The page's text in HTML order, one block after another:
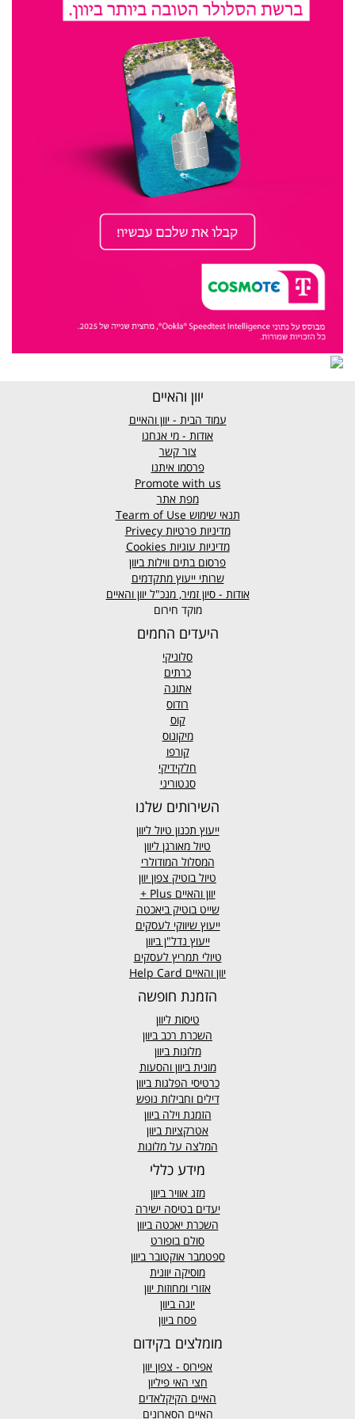
יוון והאיים
עמוד הבית - יוון והאיים
אודות - מי אנחנו
צור קשר
פרסמו איתנו
Promote with us
מפת אתר
תנאי שימוש
מדיניות פרטיות Privecy
מדיניות עוגיות Cookies
פרסום בתים ווילות ביוון
שרותי ייעוץ מתקדמים
אודות - סיון זמיר, מנכ"ל יוון והאיים
מוקד חירום
היעדים החמים
סלוניקי
כרתים
אתונה
רודוס
קוס
מיקונוס
קורפו
חלקידיקי
סנטוריני
השירותים שלנו
ייעוץ תכנון טיול ליוון
טיול מאורגן ליוון
המסלול המודולרי
טיול בוטיק צפון יוון
יוון והאיים Plus +
שייט בוטיק ביאכטה
ייעוץ שיווקי לעסקים
ייעוץ נדל"ן ביוון
טיולי תמריץ לעסקים
יוון והאיים Help Card
הזמנת חופשה
טיסות ליוון
השכרת רכב ביוון
מלונות ביוון
מונית ביוון והסעות
כרטיסי הפלגות ביוון
דילים וחבילות נופש
הזמנת וילה ביוון
אטרקציות ביוון
המלצה על מלונות
מידע כללי
מזג אוויר ביוון
יעדים בטיסה ישירה
השכרת יאכטה ביוון
סולם בופורט
ספטמבר אוקטובר ביוון
מוסיקה יוונית
אזורי ומחוזות יוון
יוגה ביוון
פסח ביוון
מומלצים בקידום
אפירוס - צפון יוון
חצי האי פיליון
האיים הקיקלאדים
האיים הסארונים